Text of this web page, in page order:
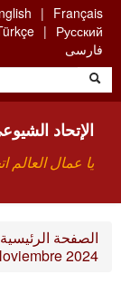
Skip
main
content
Français
Русский
فارسی
الإتحاد
يا عمال العالم
من نحن؟
الصفحة الرئيسية
2024